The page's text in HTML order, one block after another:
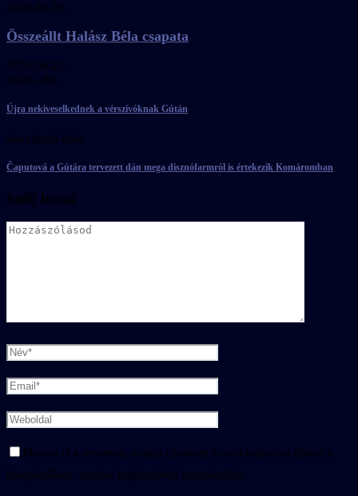
2026.06.29.
Összeállt Halász Béla csapata
2026.06.25.
előző cikk
Újra nekiveselkednek a vérszívóknak Gútán
következő cikk
Čaputová a Gútára tervezett dán mega disznófarmról is értekezik Komáromban
Szólj hozzá
Mentse el a nevemet, e-mail címemet és webhelyemet ebben a
böngészőben, amikor legközelebb hozzászólok.